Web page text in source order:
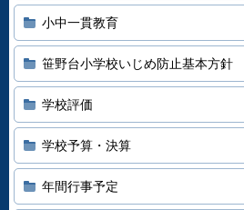
小中一貫教育
笹野台小学校いじめ防止基本方針
学校評価
学校予算・決算
年間行事予定